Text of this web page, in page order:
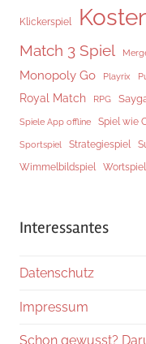
Klickerspiel
Match 3 Spiel
Monopoly Go Playrix
Royal Match RPG
Spiele App offline Spiel wie
Sportspiel Strategiespiel
Wimmelbildspiel
Wortspiel
Interessantes
Datenschutz
Impressum
Schon gewusst?